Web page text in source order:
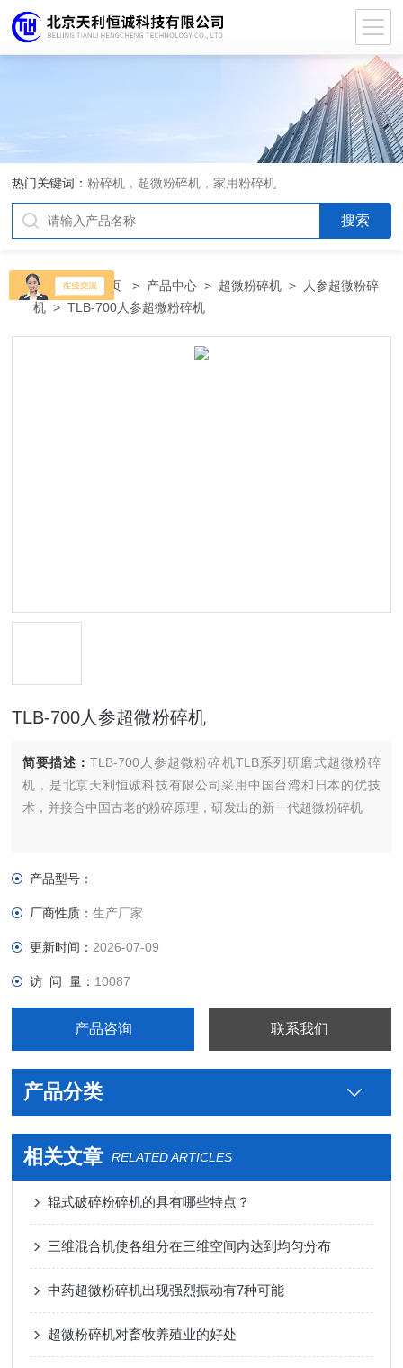
热门关键词：粉碎机，超微粉碎机，家用粉碎机
当前位置：首页 > 产品中心 > 超微粉碎机 >
人参超微粉碎
机 > TLB-700人参超微粉碎机
TLB-700人参超微粉碎机
简要描述：TLB-700人参超微粉碎机TLB系列研磨式超微粉碎
机，是北京天利恒诚科技有限公司采用中国台湾和日本的优技
术，并接合中国古老的粉碎原理，研发出的新一代超微粉碎机
产品型号：
厂商性质：生产厂家
更新时间： 2026-07-09
访 问 量： 10087
产品咨询 联系我们
产品分类
相关文章 RELATED ARTICLES
辊式破碎粉碎机的具有哪些特点？
三维混合机使各组分在三维空间内达到均匀分布
中药超微粉碎机出现强烈振动有7种可能
超微粉碎机对畜牧养殖业的好处